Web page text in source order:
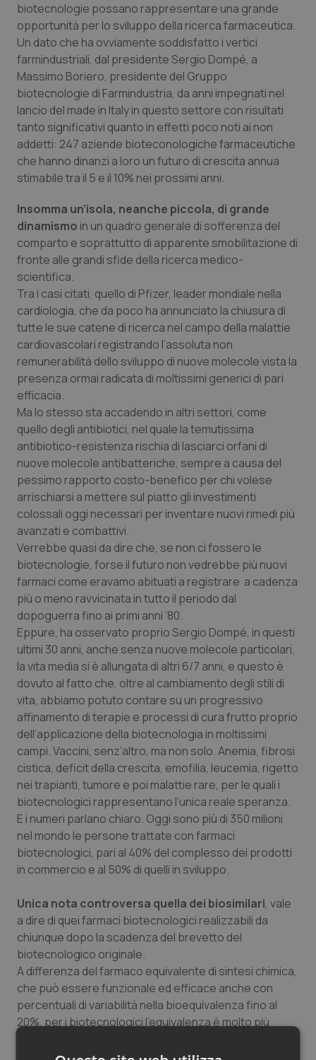
Lombardia
Marche
Molise
Piemonte
Provincia Autonoma di Bolzano
Provincia Autonoma di Trento
Puglia
Sardegna
Sicilia
Toscana
Umbria
Valle D’Aosta
Veneto
Dolore
Donna & Salute
Epatiti
HIV
Infezioni & Febbre
Ipertensione & Scompenso
Malattie rare
Malattia di Crohn & Rettocolite Ulcerosa
Neuroscienze & patologie neurodegenerative
Obesità
Oftalmologia
Oncodermatologia
Oncoematologia
Oncologia & Nutrizione
Psoriasi & pelle
Quotidiano Cardiologia
Quotidiano Chirurgia
Quotidiano Oncologia
Quotidiano Pediatria
Rene & patologie urogenitali
Salute orale & impianti
Sangue & coagulazione
Tiroide
Tumore al seno
Tumore ovarico
Tumori del Polmone & Testa Collo
Tumori gastrointestinali
Ulcera & Reflusso
Vaccini
biotecnologie possano rappresentare una grande
opportunità per lo sviluppo della ricerca farmaceutica.
Un dato che ha ovviamente soddisfatto i vertici
farmindustriali, dal presidente Sergio Dompé, a
Massimo Boriero, presidente del Gruppo
biotecnologie di Farmindustria, da anni impegnati nel
lancio del made in Italy in questo settore con risultati
tanto significativi quanto in effetti poco noti ai non
addetti: 247 aziende bioteconologiche farmaceutiche
che hanno dinanzi a loro un futuro di crescita annua
stimabile tra il 5 e il 10% nei prossimi anni.
Insomma un’isola, neanche piccola, di grande
dinamismo in un quadro generale di sofferenza del
comparto e soprattutto di apparente smobilitazione di
fronte alle grandi sfide della ricerca medico-
scientifica.
Tra i casi citati, quello di Pfizer, leader mondiale nella
cardiologia, che da poco ha annunciato la chiusura di
tutte le sue catene di ricerca nel campo della malattie
cardiovascolari registrando l’assoluta non
remunerabilità dello sviluppo di nuove molecole vista la
presenza ormai radicata di moltissimi generici di pari
efficacia.
Ma lo stesso sta accadendo in altri settori, come
quello degli antibiotici, nel quale la temutissima
antibiotico-resistenza rischia di lasciarci orfani di
nuove molecole antibatteriche, sempre a causa del
pessimo rapporto costo-benefico per chi volese
arrischiarsi a mettere sul piatto gli investimenti
colossali oggi necessari per inventare nuovi rimedi più
avanzati e combattivi.
Verrebbe quasi da dire che, se non ci fossero le
biotecnologie, forse il futuro non vedrebbe più nuovi
farmaci come eravamo abituati a registrare a cadenza
più o meno ravvicinata in tutto il periodo dal
dopoguerra fino ai primi anni ’80.
Eppure, ha osservato proprio Sergio Dompé, in questi
ultimi 30 anni, anche senza nuove molecole particolari,
la vita media si è allungata di altri 6/7 anni, e questo è
dovuto al fatto che, oltre al cambiamento degli stili di
vita, abbiamo potuto contare su un progressivo
affinamento di terapie e processi di cura frutto proprio
dell’applicazione della biotecnologia in moltissimi
campi. Vaccini, senz’altro, ma non solo. Anemia, fibrosi
cistica, deficit della crescita, emofilia, leucemia, rigetto
nei trapianti, tumore e poi malattie rare, per le quali i
biotecnologici rappresentano l’unica reale speranza.
E i numeri parlano chiaro. Oggi sono più di 350 milioni
nel mondo le persone trattate con farmaci
biotecnologici, pari al 40% del complesso dei prodotti
in commercio e al 50% di quelli in sviluppo.
Unica nota controversa quella dei biosimilari, vale
a dire di quei farmaci biotecnologici realizzabili da
chiunque dopo la scadenza del brevetto del
biotecnologico originale.
A differenza del farmaco equivalente di sintesi chimica,
che può essere funzionale ed efficace anche con
percentuali di variabilità nella bioequivalenza fino al
20%, per i biotecnologici l’equivalenza è molto più
una molteplicità di fattori, dal complesso delle